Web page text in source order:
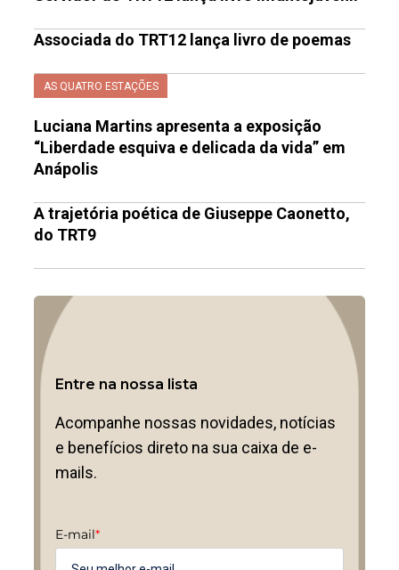
Associada do TRT12 lança livro de poemas
AS QUATRO ESTAÇÕES
Luciana Martins apresenta a exposição
“Liberdade esquiva e delicada da vida” em
Anápolis
A trajetória poética de Giuseppe Caonetto,
do TRT9
Entre na nossa lista
Acompanhe nossas novidades, notícias
e benefícios direto na sua caixa de e-
mails.
E-mail*